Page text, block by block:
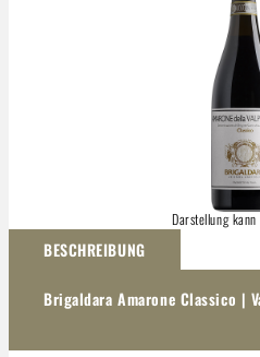
Darstellung
BESCHREIBUNG
Brigaldara Amarone Classico |